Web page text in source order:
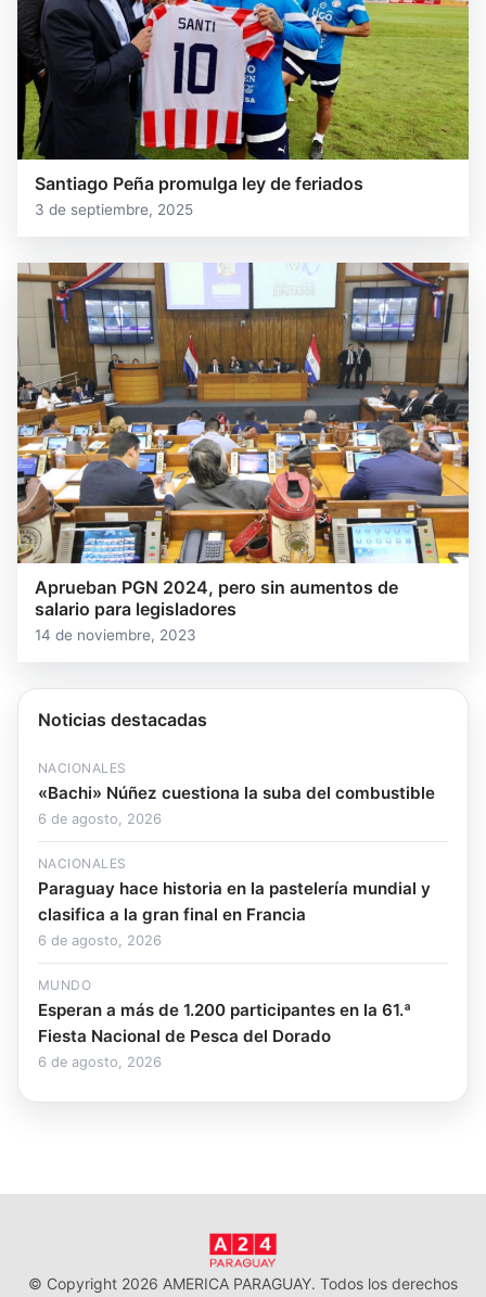
Santiago Peña promulga ley de feriados
3 de septiembre, 2025
Aprueban PGN 2024, pero sin aumentos de
salario para legisladores
14 de noviembre, 2023
Noticias destacadas
NACIONALES
«Bachi» Núñez cuestiona la suba del combustible
6 de agosto, 2026
NACIONALES
Paraguay hace historia en la pastelería mundial y
clasifica a la gran final en Francia
6 de agosto, 2026
MUNDO
Esperan a más de 1.200 participantes en la 61.ª
Fiesta Nacional de Pesca del Dorado
6 de agosto, 2026
© Copyright 2026 AMERICA PARAGUAY. Todos los derechos